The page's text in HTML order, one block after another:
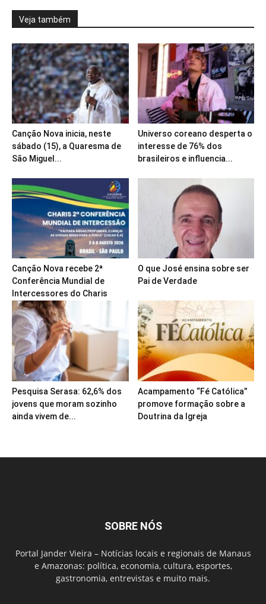
Veja também
Canção Nova inicia, neste
sábado (15), a Quaresma de
São Miguel...
Universo coreano desperta o
interesse de 76% dos
brasileiros e influencia...
Canção Nova recebe 2ª
Conferência Mundial de
Intercessores do Charis
O que José ensina sobre ser
Pai de Verdade
Pesquisa Serasa: 62,6% dos
jovens que moram sozinho
ainda vivem de...
Acampamento “Fé Católica”
promove formação sobre a
Doutrina da Igreja
SOBRE NÓS
Portal Jander Vieira – Notícias locais e regionais de Manaus
e Amazonas: política, economia, cultura, esportes,
gastronomia, entrevistas e muito mais.